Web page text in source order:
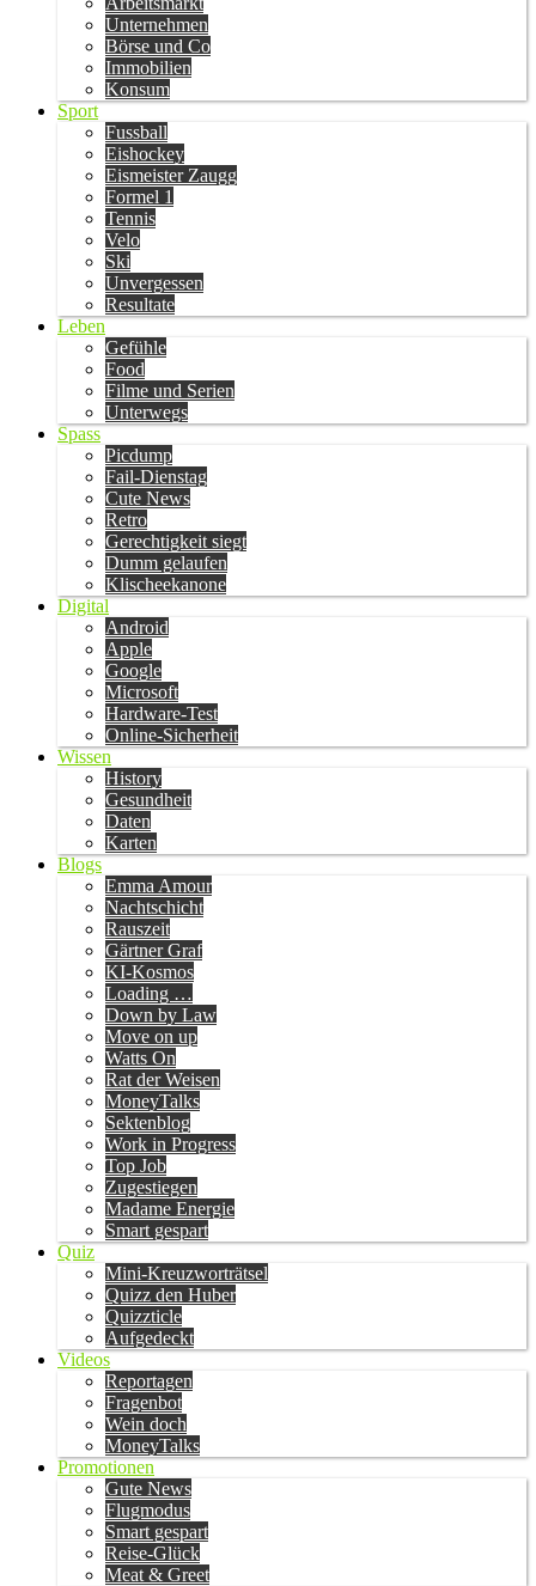
Unternehmen
Börse und Co
Immobilien
Konsum
Sport
Fussball
Eishockey
Eismeister Zaugg
Formel 1
Tennis
Velo
Ski
Unvergessen
Resultate
Leben
Gefühle
Food
Filme und Serien
Unterwegs
Spass
Picdump
Fail-Dienstag
Cute News
Retro
Gerechtigkeit siegt
Dumm gelaufen
Klischeekanone
Digital
Android
Apple
Google
Microsoft
Hardware-Test
Online-Sicherheit
Wissen
History
Gesundheit
Daten
Karten
Blogs
Emma Amour
Nachtschicht
Rauszeit
Gärtner Graf
KI-Kosmos
Loading …
Down by Law
Move on up
Watts On
Rat der Weisen
MoneyTalks
Sektenblog
Work in Progress
Top Job
Zugestiegen
Madame Energie
Smart gespart
Quiz
Mini-Kreuzworträtsel
Quizz den Huber
Quizzticle
Aufgedeckt
Videos
Reportagen
Fragenbot
Wein doch
MoneyTalks
Promotionen
Gute News
Flugmodus
Smart gespart
Reise-Glück
Meat & Greet